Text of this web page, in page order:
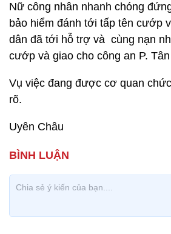
Nữ công nhân nhanh chóng
bảo hiểm đánh tới tấp tên cướp
dân đã tới hỗ trợ và cùng nạn
cướp và giao cho công an P.
Vụ việc đang được cơ quan
rõ.
Uyên Châu